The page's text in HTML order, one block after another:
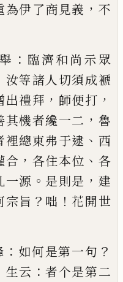
為伊了商見義 ， 不
舉 ： 臨濟和尚示眾
汝等諸人切須成褫
出禮拜 ， 師便打 ，
其機者纔一二 ， 魯
裡總東弗于逮 、 西
合 ， 各住本位 、 各
一源 。 是則是 ， 建
宗旨 ？ 咄 ！ 花開世
： 如何是第一句 ？
生云 ：者个是第二